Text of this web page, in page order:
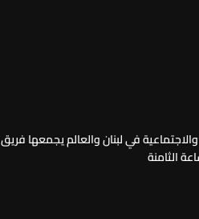
والاجتماعية في لبنان والعالم يجمعها فريق
الثامنة